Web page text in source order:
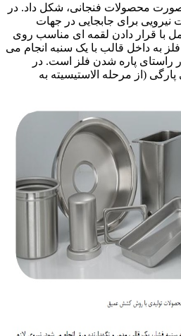
محصولات فنجانی، شکل داد. در
برای جابجایی در جهات
با قرار دادن لقمه ای مناسب روی
به داخل قالب با یک سنبه انجام می
راستای پاره شدن فلز است. در
پارگی (از مرحله الاستیسیته به